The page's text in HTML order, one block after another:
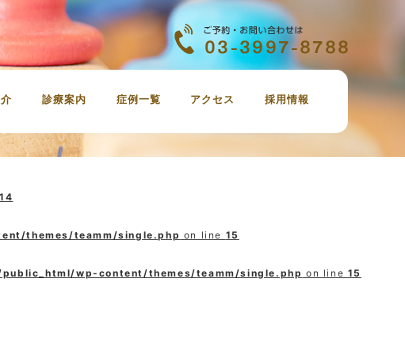
診療案内
虫歯治療
定期検診、歯のクリーニング
審美歯科
ホワイトニング
親知らずの抜歯
インプラント
小児歯科
治療の費用
症例一覧 アクセス 採用情報
14
themes/teamm/single.php on line 15
wp-content/themes/teamm/single.php on line 15